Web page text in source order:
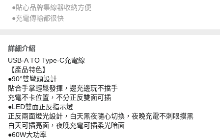
●貼心品牌集線器收納方便
●充電傳輸都很快
詳細介紹
USB-A TO Type-C充電線
【產品特色】
●90°雙彎頭設計
貼合手掌輕鬆發揮，邊充邊玩不擋手
充電不卡位置，不分正反雙面可插
●LED雙面正反指示燈
正反兩面燈光設計，白天黑夜隨心切換，夜晚充電不刺眼摸黑
白天可插亮面，夜晚充電可插柔光暗面
●60W大功率